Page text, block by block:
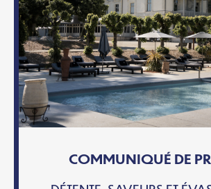
COMMUNIQUÉ DE